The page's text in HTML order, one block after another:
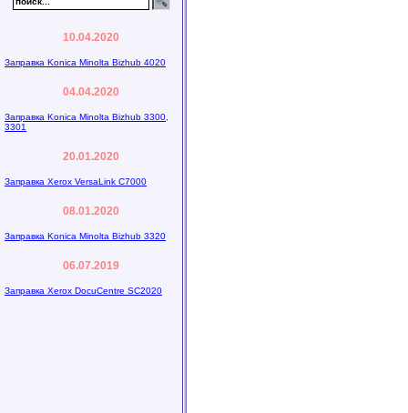
10.04.2020
Заправка Konica Minolta Bizhub 4020
04.04.2020
Заправка Konica Minolta Bizhub 3300,
3301
20.01.2020
Заправка Xerox VersaLink C7000
08.01.2020
Заправка Konica Minolta Bizhub 3320
06.07.2019
Заправка Xerox DocuCentre SC2020